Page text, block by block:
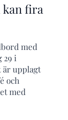
kan fira
med
29 i
är upplagt
och
med